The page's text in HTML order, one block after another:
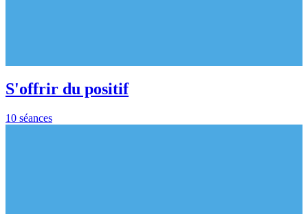
S'offrir du positif
10 séances